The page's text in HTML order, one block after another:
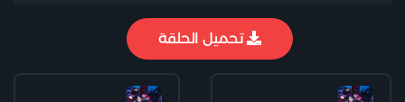
تحميل الحلقة